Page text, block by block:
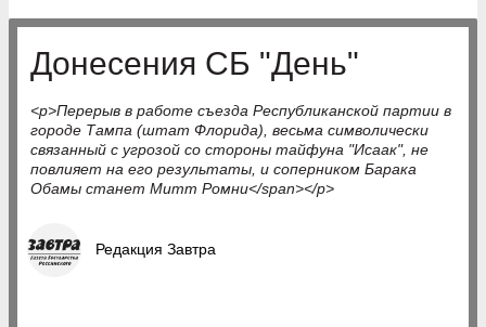
Донесения СБ "День"
<p>Перерыв в работе съезда Республиканской партии в
городе Тампа (штат Флорида), весьма символически
связанный с угрозой со стороны тайфуна "Исаак", не
повлияет на его результаты, и соперником Барака
Обамы станет Митт Ромни</span></p>
Редакция Завтра